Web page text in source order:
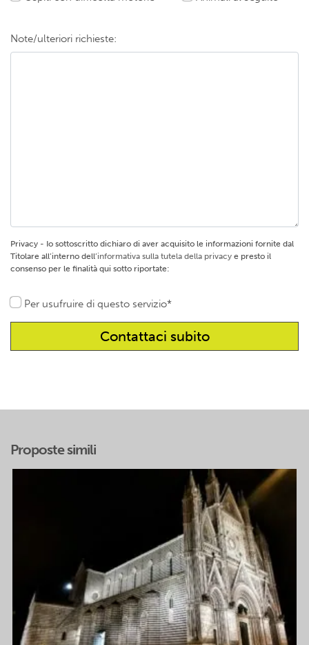
Note/ulteriori richieste:
Privacy - Io sottoscritto dichiaro di aver acquisito le informazioni fornite dal
Titolare all’interno dell’informativa sulla tutela della privacy e presto il
consenso per le finalità qui sotto riportate:
Per usufruire di questo servizio*
Proposte simili